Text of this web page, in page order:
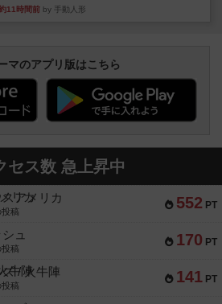
11時間前 by 手動人形
マのアプリ版はこちら
セス数 急上昇中
552 PT
アメリカ
投稿
170 PT
ュ
投稿
141 PT
/ 火牛陣
投稿